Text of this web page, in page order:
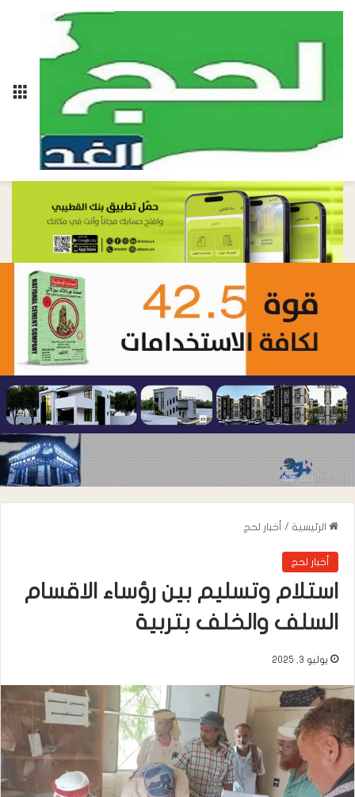
الرئيسية / أخبار لحج
أخبار لحج
استلام وتسليم بين رؤساء الاقسام
السلف والخلف بتربية
يوليو 3, 2025